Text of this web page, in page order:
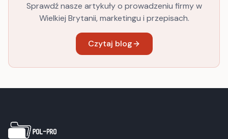
Sprawdź nasze artykuły o prowadzeniu firmy w
Wielkiej Brytanii, marketingu i przepisach.
Czytaj blog